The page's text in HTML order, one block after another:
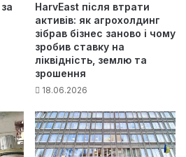
HarvEast після втрати
активів: як агрохолдинг
зібрав бізнес заново і чому
зробив ставку на
ліквідність, землю та
зрошення
18.06.2026